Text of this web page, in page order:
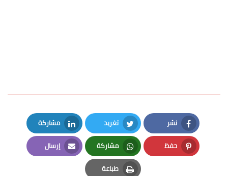
نشر
Facebook
تغريد
Twitter
مشاركة
LinkedIn
حفظ
Pinterest
مشاركة
Whatsapp
إرسال
Email
طباعة